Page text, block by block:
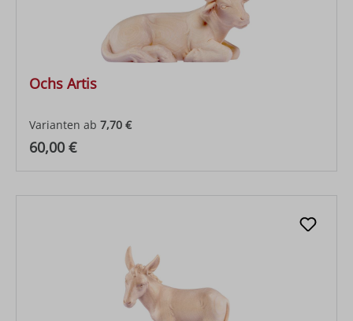
Ochs Artis
Varianten ab 7,70 €
Regulärer Preis:
60,00 €